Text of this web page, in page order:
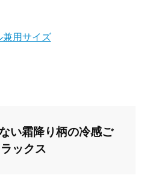
兼用サイズ
い霜降り柄の冷感ご
ックス